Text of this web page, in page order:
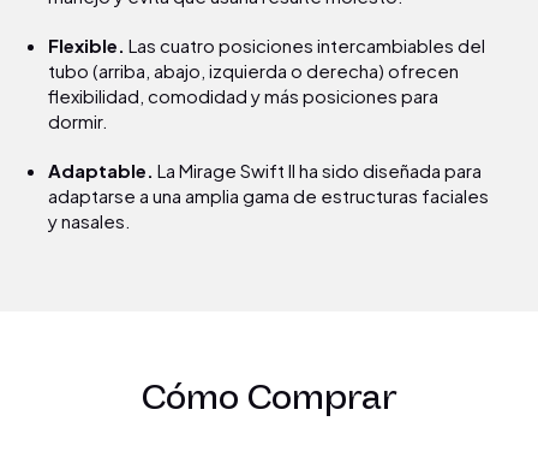
Flexible. Las cuatro posiciones intercambiables del
tubo (arriba, abajo, izquierda o derecha) ofrecen
flexibilidad, comodidad y más posiciones para
dormir.
Adaptable. La Mirage Swift II ha sido diseñada para
adaptarse a una amplia gama de estructuras faciales
y nasales.
Cómo Comprar